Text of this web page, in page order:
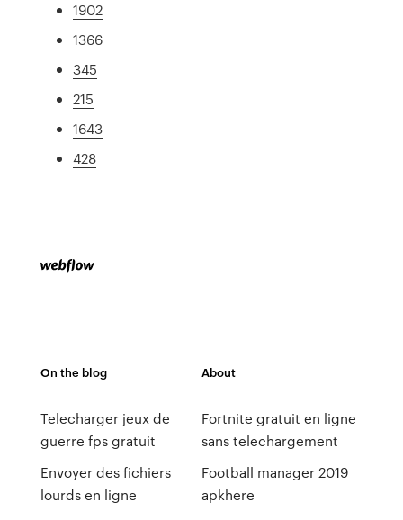
1902
1366
345
215
1643
428
On the blog
Telecharger jeux de
guerre fps gratuit
Envoyer des fichiers
lourds en ligne
About
Fortnite gratuit en ligne
sans telechargement
Football manager 2019
apkhere